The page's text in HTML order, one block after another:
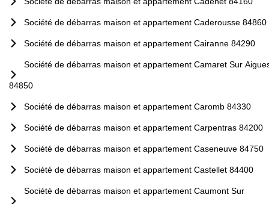
Société de débarras maison et appartement Caderousse 84860
Société de débarras maison et appartement Cairanne 84290
Société de débarras maison et appartement Camaret Sur
84850
Société de débarras maison et appartement Caromb 84330
Société de débarras maison et appartement Carpentras 84200
Société de débarras maison et appartement Caseneuve 84750
Société de débarras maison et appartement Castellet 84400
Société de débarras maison et appartement Caumont Sur